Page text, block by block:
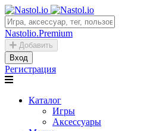
Nastolio.Premium
Добавить
Вход
Регистрация
Каталог
Игры
Аксессуары